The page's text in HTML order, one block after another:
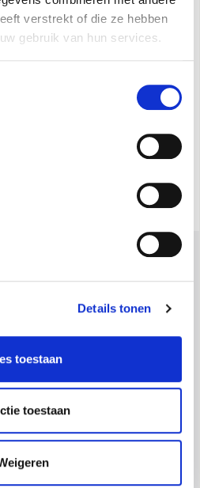
verstrekt of die ze hebben
gebruik van hun services.
Details tonen
toestaan
toestaan